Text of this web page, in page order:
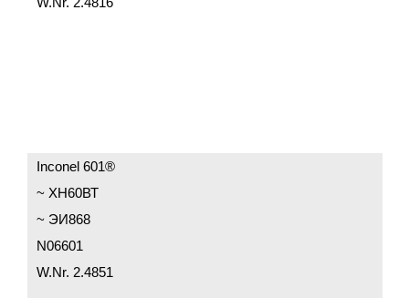
Inconel 601®
~ ХН60ВТ
~ ЭИ868
N06601
W.Nr. 2.4851